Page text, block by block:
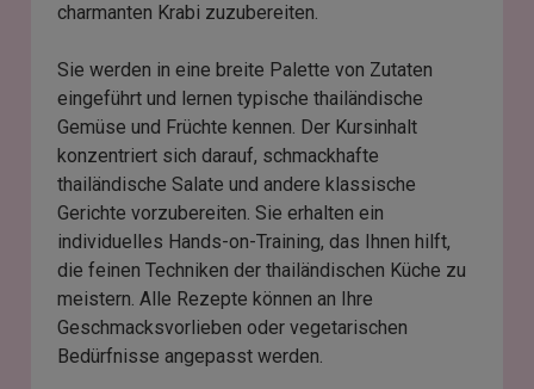
charmanten Krabi zuzubereiten.
Sie werden in eine breite Palette von Zutaten
eingeführt und lernen typische thailändische
Gemüse und Früchte kennen. Der Kursinhalt
konzentriert sich darauf, schmackhafte
thailändische Salate und andere klassische
Gerichte vorzubereiten. Sie erhalten ein
individuelles Hands-on-Training, das Ihnen hilft,
die feinen Techniken der thailändischen Küche zu
meistern. Alle Rezepte können an Ihre
Geschmacksvorlieben oder vegetarischen
Bedürfnisse angepasst werden.